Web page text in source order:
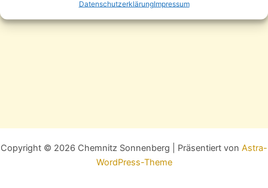
DatenschutzerklärungImpressum
Copyright © 2026 Chemnitz Sonnenberg | Präsentiert von Astra-
WordPress-Theme